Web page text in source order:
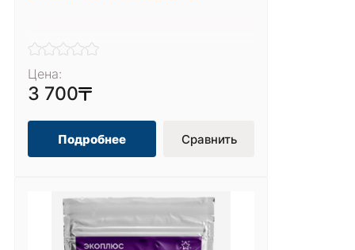
Цена:
3 700
Подробнее Сравнить